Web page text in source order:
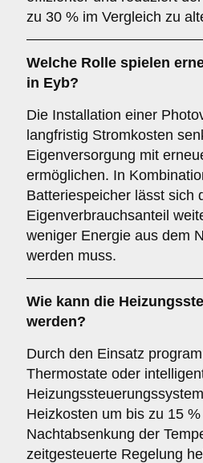
zu 30 % im Vergleich zu
Welche Rolle spielen
in Eyb?
Die Installation einer
langfristig Stromkosten
Eigenversorgung mit
ermöglichen. In
Batteriespeicher lässt sich
Eigenverbrauchsanteil
weniger Energie aus dem
werden muss.
Wie kann die
werden?
Durch den Einsatz
Thermostate oder
Heizkosten um bis zu 15
Nachtabsenkung der
zeitgesteuerte Regelung